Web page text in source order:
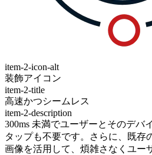
item-2-icon-alt
装飾アイコン
item-2-title
高速かつシームレス
item-2-description
300ms 未満でユーザーとそのデバ
タップも不要です。さらに、既存
画像を活用して、煩雑さなくユー